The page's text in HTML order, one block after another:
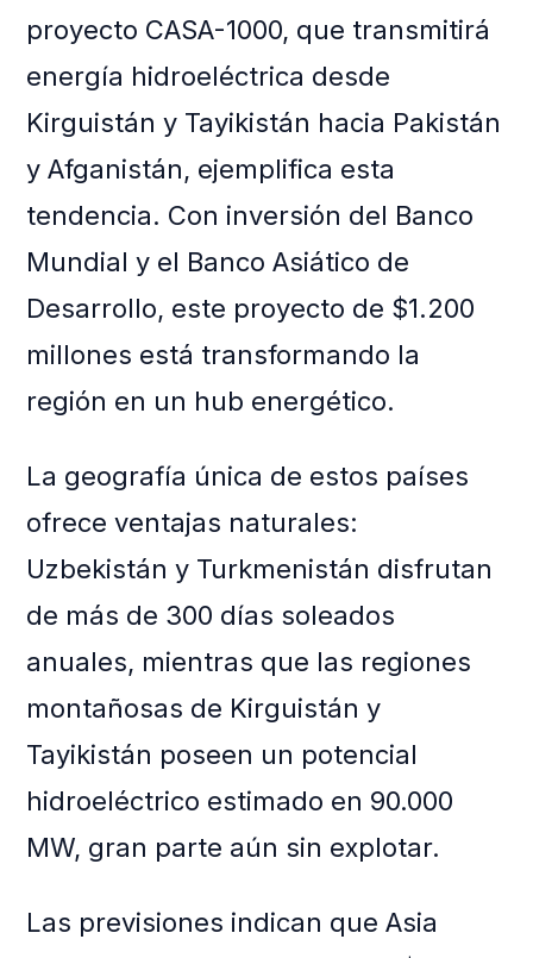
proyecto CASA-1000, que transmitirá
energía hidroeléctrica desde
Kirguistán y Tayikistán hacia Pakistán
y Afganistán, ejemplifica esta
tendencia. Con inversión del Banco
Mundial y el Banco Asiático de
Desarrollo, este proyecto de $1.200
millones está transformando la
región en un hub energético.
La geografía única de estos países
ofrece ventajas naturales:
Uzbekistán y Turkmenistán disfrutan
de más de 300 días soleados
anuales, mientras que las regiones
montañosas de Kirguistán y
Tayikistán poseen un potencial
hidroeléctrico estimado en 90.000
MW, gran parte aún sin explotar.
Las previsiones indican que Asia